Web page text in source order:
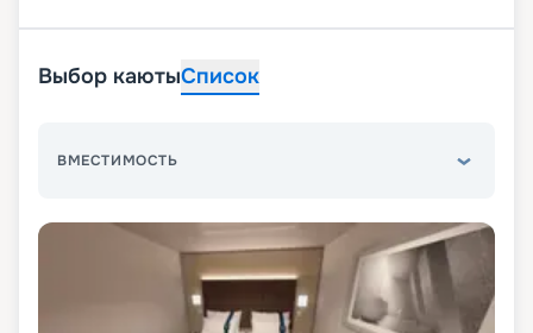
Выбор каютыСписок
ВМЕСТИМОСТЬ